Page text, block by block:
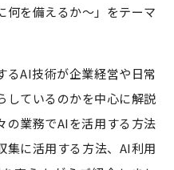
何を備えるか～」をテーマ
るAI技術が企業経営や日常
しているのかを中心に解説
の業務でAIを活用する方法
集に活用する方法、AI利用